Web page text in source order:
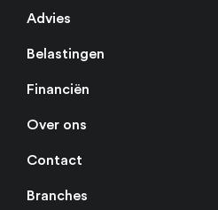
Advies
Belastingen
Financiën
Over ons
Contact
Branches